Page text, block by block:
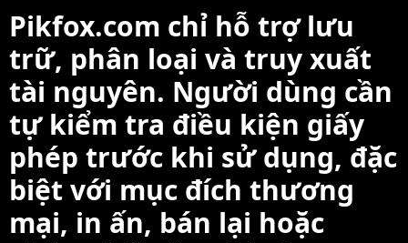
Pikfox.com chỉ hỗ trợ lưu
trữ, phân loại và truy xuất
tài nguyên. Người dùng cần
tự kiểm tra điều kiện giấy
phép trước khi sử dụng, đặc
biệt với mục đích thương
mại, in ấn, bán lại hoặc